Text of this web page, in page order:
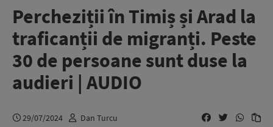
Percheziții în Timiș și Arad la
traficanții de migranți. Peste
30 de persoane sunt duse la
audieri | AUDIO
29/07/2024 Dan Turcu